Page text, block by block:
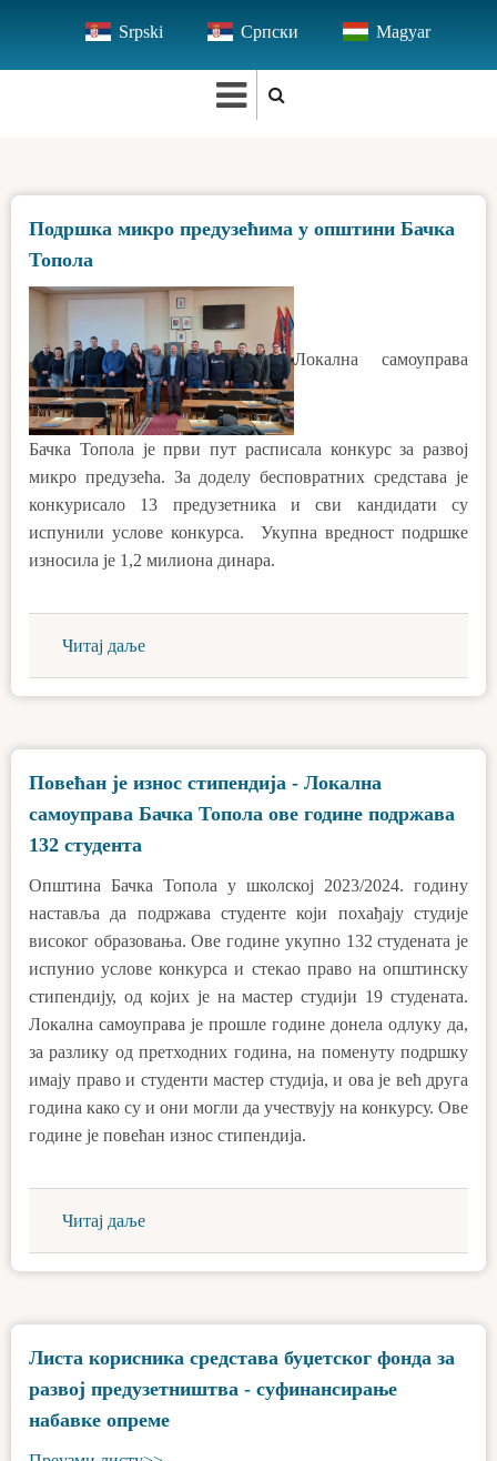
main
Srpski Српски Magyar
Подршка микро предузећима у општини Бачка
Топола
Локална самоуправа
Бачка Топола је први пут расписала конкурс за развој
микро предузећа. За доделу бесповратних средстава је
конкурисало 13 предузетника и сви кандидати су
испунили услове конкурса. Укупна вредност подршке
износила је 1,2 милиона динара.
Читај даље
Повећан је износ стипендија - Локална
самоуправа Бачка Топола ове године подржава
132 студента
Општина Бачка Топола у школској 2023/2024. годину
наставља да подржава студенте који похађају студије
високог образовања. Ове године укупно 132 студената је
испунио услове конкурса и стекао право на општинску
стипендију, од којих је на мастер студији 19 студената.
Локална самоуправа је прошле године донела одлуку да,
за разлику од претходних година, на поменуту подршку
имају право и студенти мастер студија, и ова је већ друга
година како су и они могли да учествују на конкурсу. Ове
године је повећан износ стипендија.
Читај даље
Листа корисника средстава буџетског фонда за
развој предузетништва - суфинансирање
набавке опреме